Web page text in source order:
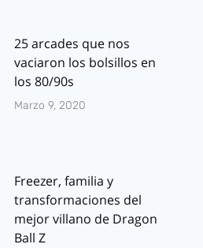
25 arcades que nos
vaciaron los bolsillos en
los 80/90s
Marzo 9, 2020
Freezer, familia y
transformaciones del
mejor villano de Dragon
Ball Z